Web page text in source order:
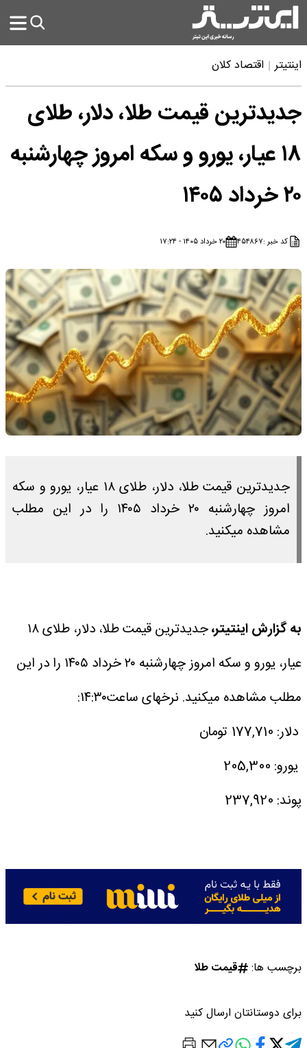
اینتیتر اقتصاد کلان
جدیدترین قیمت طلا، دلار، طلای
۱۸ عیار، یورو و سکه امروز چهارشنبه
۲۰ خرداد ۱۴۰۵
کد خبر :۴۵۴۸۶۷ ۲۰ خرداد ۱۴۰۵ - ۱۷:۲۴
جدیدترین قیمت طلا، دلار، طلای ۱۸ عیار، یورو و سکه
امروز چهارشنبه ۲۰ خرداد ۱۴۰۵ را در این مطلب
مشاهده میکنید.
به گزارش اینتیتر،
جدیدترین قیمت طلا، دلار، طلای ۱۸
عیار، یورو و سکه امروز چهارشنبه ۲۰ خرداد ۱۴۰۵ را در این
مطلب مشاهده میکنید. نرخهای ساعت۱۴:۳۰:
دلار: 177,710 تومان
یورو: 205,300
پوند: 237,920
برچسب ها: قیمت طلا
برای دوستانتان ارسال کنید